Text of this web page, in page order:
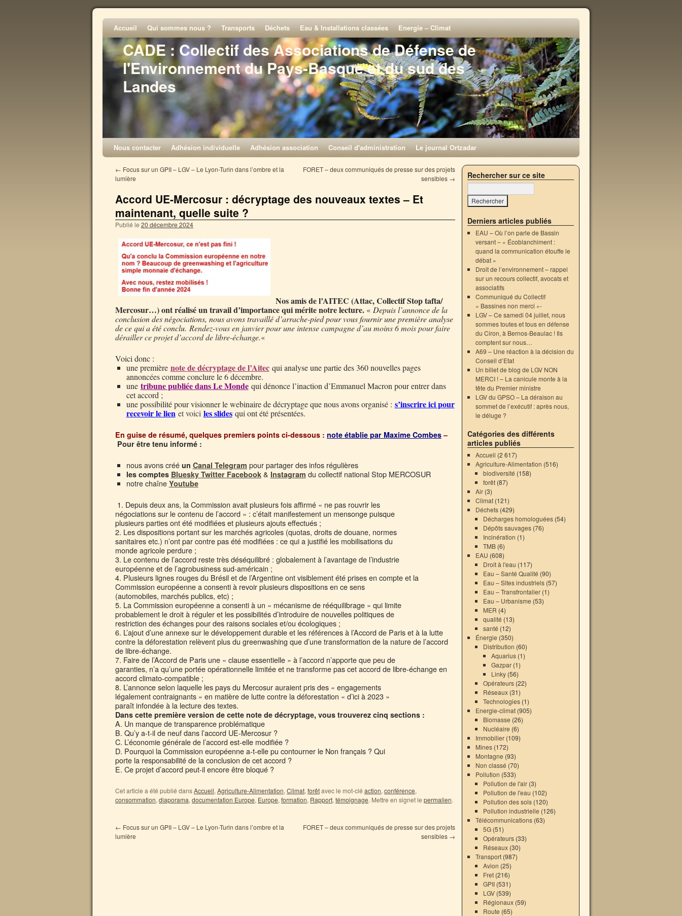
CADE : Collectif des Associations de Défense de
l'Environnement du Pays-Basque et du sud des
Landes
Accueil Qui sommes nous ? Transports Déchets Eau & Installations classées Energie – Climat
Nous contacter Adhésion individuelle Adhésion association Conseil d'administration Le journal Ortzadar
← Focus sur un GPII – LGV – Le Lyon-Turin dans l’ombre et la
lumière
FORET – deux communiqués de presse sur des projets
sensibles →
Accord UE-Mercosur : décryptage des nouveaux textes – Et
maintenant, quelle suite ?
Publié le 20 décembre 2024
Nos amis de l’AITEC (Attac, Collectif Stop tafta/
Mercosur…) ont réalisé un travail d’importance qui mérite notre lecture. « Depuis l’annonce de la
conclusion des négociations, nous avons travaillé d’arrache-pied pour vous fournir une première analyse
de ce qui a été conclu. Rendez-vous en janvier pour une intense campagne d’au moins 6 mois pour faire
dérailler ce projet d’accord de libre-échange.«
Voici donc :
une première note de décryptage de l’Aitecqui analyse une partie des 360 nouvelles pages
annoncées comme conclure le 6 décembre.
une tribune publiée dans Le Mondequi dénonce l’inaction d’Emmanuel Macron pour entrer dans
cet accord ;
une possibilité pour visionner le webinaire de décryptage que nous avons organisé : s’inscrire ici pour
recevoir le lien et voici les slides qui ont été présentées.
En guise de résumé, quelques premiers points ci-dessous : note établie par Maxime Combes–
Pour être tenu informé :
nous avons créé un Canal Telegram pour partager des infos régulières
les comptes Bluesky Twitter Facebook& Instagram du collectif national Stop MERCOSUR
notre chaîne Youtube
1. Depuis deux ans, la Commission avait plusieurs fois affirmé « ne pas rouvrir les
négociations sur le contenu de l’accord » : c’était manifestement un mensonge puisque
plusieurs parties ont été modifiées et plusieurs ajouts effectués ;
2. Les dispositions portant sur les marchés agricoles (quotas, droits de douane, normes
sanitaires etc.) n’ont par contre pas été modifiées : ce qui a justifié les mobilisations du
monde agricole perdure ;
3. Le contenu de l’accord reste très déséquilibré : globalement à l’avantage de l’industrie
européenne et de l’agrobusiness sud-américain ;
4. Plusieurs lignes rouges du Brésil et de l’Argentine ont visiblement été prises en compte et la
Commission européenne a consenti à revoir plusieurs dispositions en ce sens
(automobiles, marchés publics, etc) ;
5. La Commission européenne a consenti à un « mécanisme de rééquilibrage » qui limite
probablement le droit à réguler et les possibilités d’introduire de nouvelles politiques de
restriction des échanges pour des raisons sociales et/ou écologiques ;
6. L’ajout d’une annexe sur le développement durable et les références à l’Accord de Paris et à la lutte
contre la déforestation relèvent plus du greenwashing que d’une transformation de la nature de l’accord
de libre-échange.
7. Faire de l’Accord de Paris une « clause essentielle » à l’accord n’apporte que peu de
garanties, n’a qu’une portée opérationnelle limitée et ne transforme pas cet accord de libre-échange en
accord climato-compatible ;
8. L’annonce selon laquelle les pays du Mercosur auraient pris des « engagements
légalement contraignants » en matière de lutte contre la déforestation « d’ici à 2023 »
paraît infondée à la lecture des textes.
Dans cette première version de cette note de décryptage, vous trouverez cinq sections :
A. Un manque de transparence problématique
B. Qu’y a-t-il de neuf dans l’accord UE-Mercosur ?
C. L’économie générale de l’accord est-elle modifiée ?
D. Pourquoi la Commission européenne a-t-elle pu contourner le Non français ? Qui
porte la responsabilité de la conclusion de cet accord ?
E. Ce projet d’accord peut-il encore être bloqué ?
Cet article a été publié dansAccueil, Agriculture-Alimentation, Climat, forêtavec le mot-clé action, conférence,
consommation, diaporama, documentation Europe, Europe, formation, Rapport, témoignage. Mettre en signet le permalien.
← Focus sur un GPII – LGV – Le Lyon-Turin dans l’ombre et la
lumière
FORET – deux communiqués de presse sur des projets
sensibles →
Rechercher sur ce site
Derniers articles publiés
EAU – Où l’on parle de Bassin
versant – « Écoblanchiment :
quand la communication étouffe le
débat »
Droit de l’environnement – rappel
sur un recours collectif, avocats et
associatifs
Communiqué du Collectif
« Bassines non merci »-
LGV – Ce samedi 04 juillet, nous
sommes toutes et tous en défense
du Ciron, à Bernos-Beaulac ! Ils
comptent sur nous…
A69 – Une réaction à la décision du
Conseil d’Etat
Un billet de blog de LGV NON
MERCI ! – La canicule monte à la
tête du Premier ministre
LGV du GPSO – La déraison au
sommet de l’exécutif : après nous,
le déluge ?
Catégories des différents
articles publiés
Accueil (2 617)
Agriculture-Alimentation (516)
biodiversité (158)
forêt (87)
Air(3)
Climat(121)
Déchets(429)
Décharges homologuées (54)
Dépôts sauvages (76)
Incinération (1)
TMB (6)
EAU (608)
Droit à l'eau (117)
Eau – Santé Qualité (90)
Eau – Sites industriels (57)
Eau – Transfrontalier (1)
Eau – Urbanisme (53)
MER (4)
qualité (13)
santé (12)
Énergie (350)
Distribution (60)
Aquarius(1)
Gazpar(1)
Linky(56)
Opérateurs (22)
Réseaux (31)
Technologies (1)
Energie-climat(905)
Biomasse (26)
Nucléaire (6)
Immobilier(109)
Mines(172)
Montagne (93)
Non classé (70)
Pollution (533)
Pollution de l'air (3)
Pollution de l'eau (102)
Pollution des sols (120)
Pollution industrielle (126)
Télécommunications(63)
5G (51)
Opérateurs (33)
Réseaux (30)
Transport(987)
Avion (25)
Fret (216)
GPII (531)
LGV (539)
Régionaux (59)
Route (65)